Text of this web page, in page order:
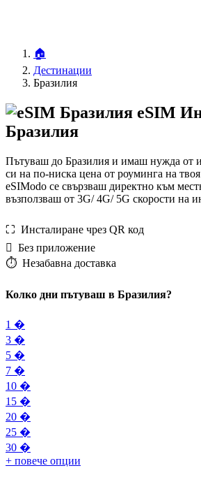
🏠
Дестинации
Бразилия
eSIM
Бразилия
Пътуваш до Бразилия и имаш нужда от
си на по-ниска цена от роуминга на
eSIModo се свързваш директно към
възползваш от 3G/ 4G/ 5G скорости на
⛶️️ Инсталиране чрез QR код
️ Без приложение
⏱️️ Незабавна доставка
Колко дни пътуваш в Бразилия?
1 �
3 �
5 �
7 �
10 �
15 �
20 �
25 �
30 �
+ повече опции